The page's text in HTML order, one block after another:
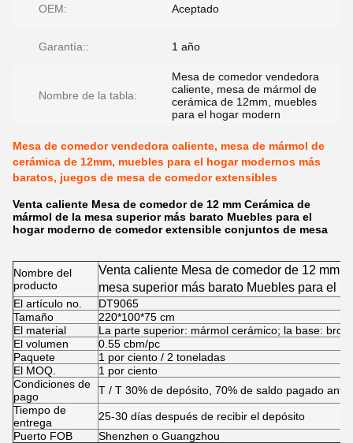
OEM: Aceptado
Garantía:: 1 año
Nombre de la tabla:
Mesa de comedor vendedora
caliente, mesa de mármol de
cerámica de 12mm, muebles
para el hogar modern
Mesa de comedor vendedora caliente, mesa de mármol de
cerámica de 12mm, muebles para el hogar modernos más
baratos, juegos de mesa de comedor extensibles
Venta caliente Mesa de comedor de 12 mm Cerámica de
mármol de la mesa superior más barato Muebles para el
hogar moderno de comedor extensible conjuntos de mesa
Nombre del
producto
Venta caliente Mesa de comedor de 12 mm
mesa superior más barato Muebles para el
extensible conjuntos de mesa
El artículo no.
DT9065
Tamaño
220*100*75 cm
El material
La parte superior: mármol cerámico; la base:
El volumen
0.55 cbm/pc
Paquete
1 por ciento / 2 toneladas
El MOQ.
1 por ciento
Condiciones de
pago
T / T 30% de depósito, 70% de saldo pagado
Tiempo de
entrega
25-30 días después de recibir el depósito
Puerto FOB
Shenzhen o Guangzhou